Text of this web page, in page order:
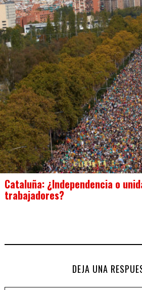
Cataluña: ¿Independencia o
trabajadores?
DEJA UNA